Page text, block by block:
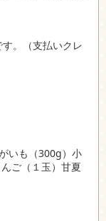
。（支払いクレ
いも（300g）小
ご（１玉）甘夏